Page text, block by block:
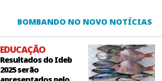
BOMBANDO NO NOVO NOTÍCIAS
EDUCAÇÃO
Resultados do Ideb
2025 serão